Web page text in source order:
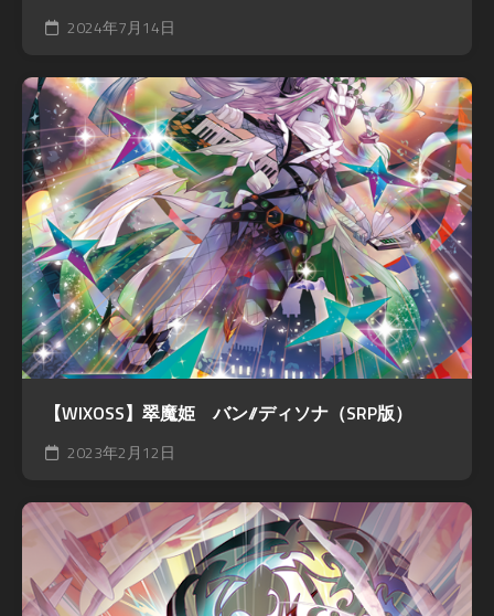
2024年7月14日
【WIXOSS】翠魔姫 バン//ディソナ（SRP版）
2023年2月12日